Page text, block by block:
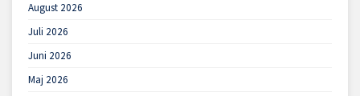
August 2026
Juli 2026
Juni 2026
Maj 2026